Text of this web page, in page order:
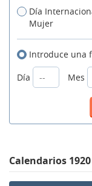
Día
Mujer
Introduce una
Día
Mes
Calendarios 1920